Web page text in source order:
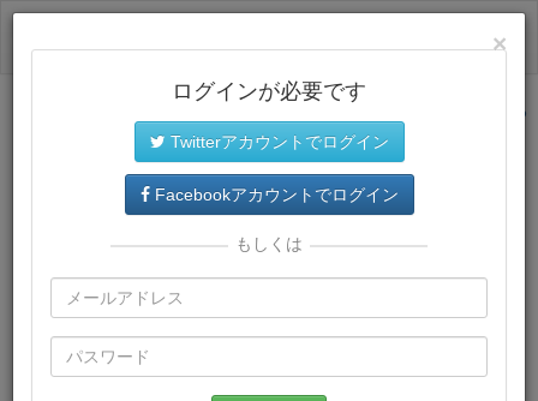
サイトトップに戻る
×
ログインが必要です
Twitterアカウントでログイン
Facebookアカウントでログイン
もしくは